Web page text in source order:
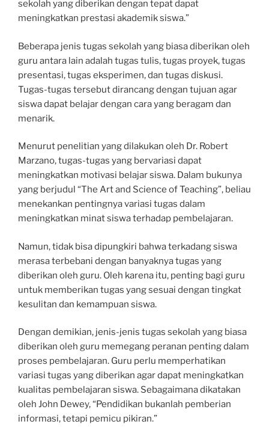
sekolah yang diberikan dengan tepat dapat
meningkatkan prestasi akademik siswa.”
Beberapa jenis tugas sekolah yang biasa diberikan oleh
guru antara lain adalah tugas tulis, tugas proyek, tugas
presentasi, tugas eksperimen, dan tugas diskusi.
Tugas-tugas tersebut dirancang dengan tujuan agar
siswa dapat belajar dengan cara yang beragam dan
menarik.
Menurut penelitian yang dilakukan oleh Dr. Robert
Marzano, tugas-tugas yang bervariasi dapat
meningkatkan motivasi belajar siswa. Dalam bukunya
yang berjudul “The Art and Science of Teaching”, beliau
menekankan pentingnya variasi tugas dalam
meningkatkan minat siswa terhadap pembelajaran.
Namun, tidak bisa dipungkiri bahwa terkadang siswa
merasa terbebani dengan banyaknya tugas yang
diberikan oleh guru. Oleh karena itu, penting bagi guru
untuk memberikan tugas yang sesuai dengan tingkat
kesulitan dan kemampuan siswa.
Dengan demikian, jenis-jenis tugas sekolah yang biasa
diberikan oleh guru memegang peranan penting dalam
proses pembelajaran. Guru perlu memperhatikan
variasi tugas yang diberikan agar dapat meningkatkan
kualitas pembelajaran siswa. Sebagaimana dikatakan
oleh John Dewey, “Pendidikan bukanlah pemberian
informasi, tetapi pemicu pikiran.”